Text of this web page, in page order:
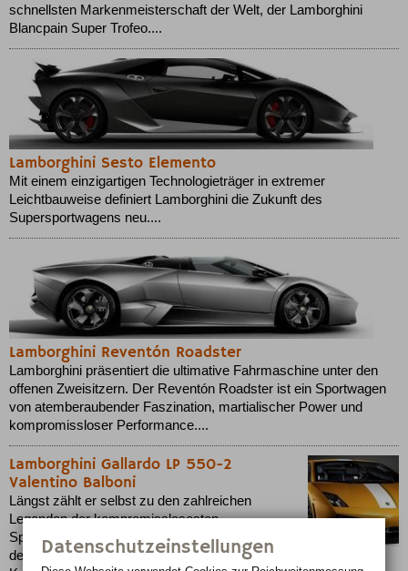
schnellsten Markenmeisterschaft der Welt, der Lamborghini
Blancpain Super Trofeo....
Lamborghini Sesto Elemento
Mit einem einzigartigen Technologieträger in extremer
Leichtbauweise definiert Lamborghini die Zukunft des
Supersportwagens neu....
Lamborghini Reventón Roadster
Lamborghini präsentiert die ultimative Fahrmaschine unter den
offenen Zweisitzern. Der Reventón Roadster ist ein Sportwagen
von atemberaubender Faszination, martialischer Power und
kompromissloser Performance....
Lamborghini Gallardo LP 550-2
Valentino Balboni
Längst zählt er selbst zu den zahlreichen
Legenden der kompromisslosesten
Sportwagenmarke der Welt. Valentino Balboni,
der grandiose Testfahrer mit persönlichem
Datenschutzeinstellungen